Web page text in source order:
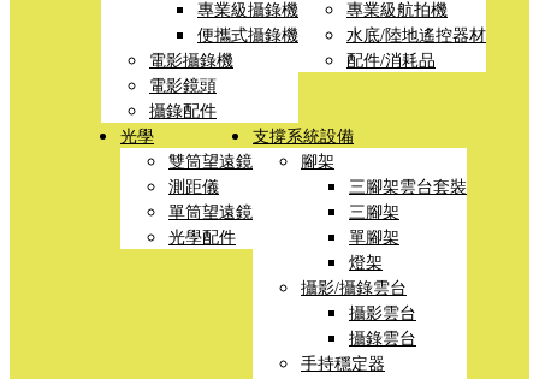
專業級攝錄機
便攜式攝錄機
電影攝錄機
電影鏡頭
攝錄配件
專業級航拍機
水底/陸地遙控器材
配件/消耗品
光學
雙筒望遠鏡
測距儀
單筒望遠鏡
光學配件
支撐系統設備
腳架
三腳架雲台套裝
三腳架
單腳架
燈架
攝影/攝錄雲台
攝影雲台
攝錄雲台
手持穩定器